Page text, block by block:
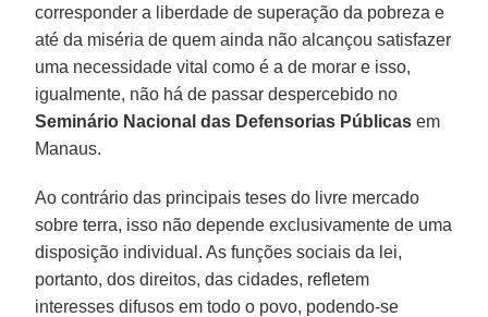
corresponder a liberdade de superação da pobreza e
até da miséria de quem ainda não alcançou satisfazer
uma necessidade vital como é a de morar e isso,
igualmente, não há de passar despercebido no
Seminário Nacional das Defensorias Públicas em
Manaus.
Ao contrário das principais teses do livre mercado
sobre terra, isso não depende exclusivamente de uma
disposição individual. As funções sociais da lei,
portanto, dos direitos, das cidades, refletem
interesses difusos em todo o povo, podendo-se